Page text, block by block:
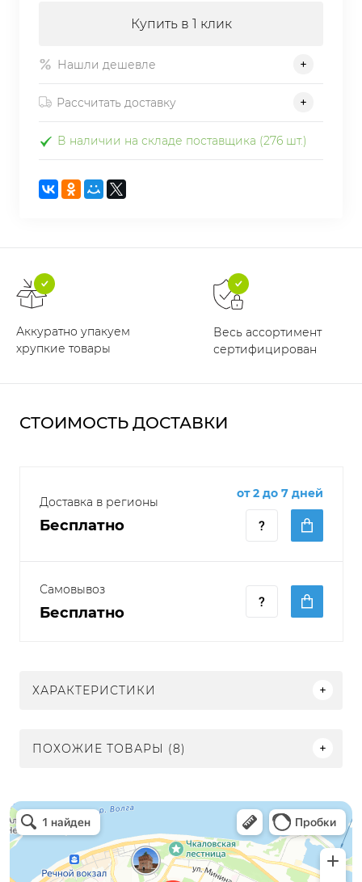
Купить в 1 клик
Нашли дешевле
Рассчитать доставку
В наличии на складе поставщика (276 шт.)
Аккуратно упакуем
хрупкие товары
Весь ассортимент
сертифицирован
СТОИМОСТЬ ДОСТАВКИ
Доставка в регионы
Бесплатно
от 2 до 7 дней
Самовывоз
Бесплатно
ХАРАКТЕРИСТИКИ
ПОХОЖИЕ ТОВАРЫ (8)
Электрон
Светильники в Нижнем Новгороде
Электротехническая продукция в Нижнем Новгороде